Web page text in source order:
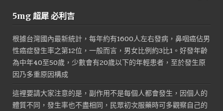
5mg 超犀 必利吉
根據台灣國內最新統計，每年約有1600人左右發病，鼻咽癌佔男
性癌症發生率之第12位，一般而言，男女比例約3比1。好發年齡
為中年40至50歲，少數會有20歲以下的年輕患者，至於發生原
因乃多重原因構成
這裡要請大家注意的是，副作用不是每個人都會發生，因個人的
體質不同，發生率也不盡相同，民眾初次服藥時可多觀察自己的